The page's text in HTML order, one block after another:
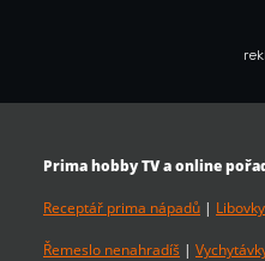
Prima hobby TV a online
Receptář prima nápadů |
Řemeslo nenahradíš |